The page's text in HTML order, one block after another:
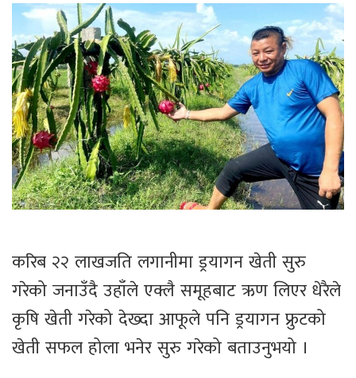
करिब २२ लाखजति लगानीमा ड्रयागन खेती सुरु
गरेको जनाउँदै उहाँले एक्लै समूहबाट ऋण लिएर धेरैले
कृषि खेती गरेको देख्दा आफूले पनि ड्रयागन फ्रुटको
खेती सफल होला भनेर सुरु गरेको बताउनुभयो ।